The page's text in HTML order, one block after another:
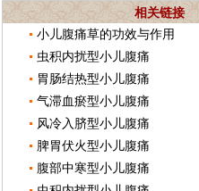
相关链接
小儿腹痛草的功效与作用
虫积内扰型小儿腹痛
胃肠结热型小儿腹痛
气滞血瘀型小儿腹痛
风冷入脐型小儿腹痛
脾胃伏火型小儿腹痛
腹部中寒型小儿腹痛